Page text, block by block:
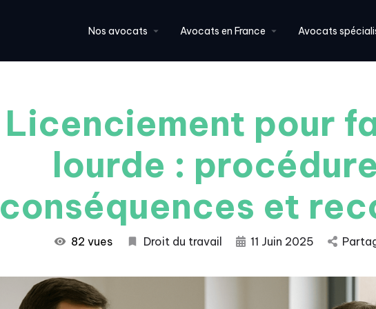
Nos avocats Avocats en France Avocats
Licenciement pour
lourde :
conséquences et
82 vues Droit du travail 11 Juin 2025